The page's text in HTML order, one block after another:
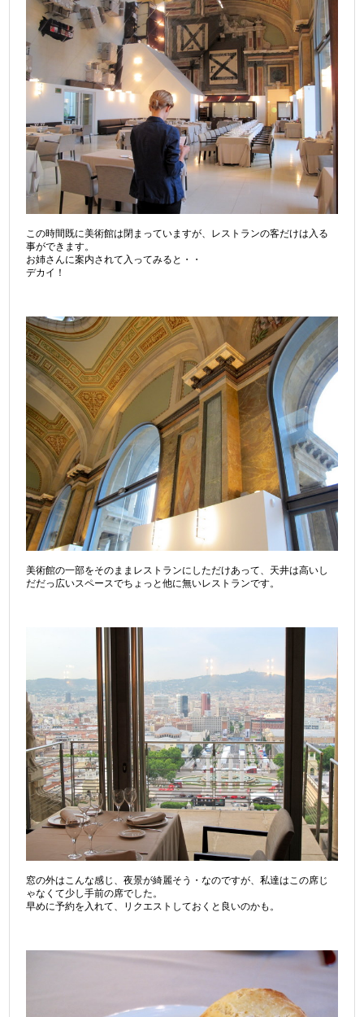
この時間既に美術館は閉まっていますが、レストランの客だけは入る
事ができます。
お姉さんに案内されて入ってみると・・
デカイ！
美術館の一部をそのままレストランにしただけあって、天井は高いし
だだっ広いスペースでちょっと他に無いレストランです。
窓の外はこんな感じ、夜景が綺麗そう・なのですが、私達はこの席じ
ゃなくて少し手前の席でした。
早めに予約を入れて、リクエストしておくと良いのかも。